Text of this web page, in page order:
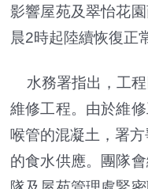
影響屋苑及翠怡花
晨2時起陸續恢復正
水務署指出，工程
維修工程。由於維
喉管的混凝土，署
的食水供應。團隊